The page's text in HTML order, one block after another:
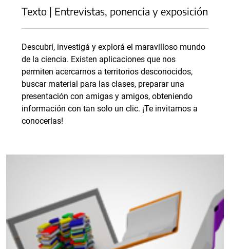
Texto | Entrevistas, ponencia y exposición
Descubrí, investigá y explorá el maravilloso mundo
de la ciencia. Existen aplicaciones que nos
permiten acercarnos a territorios desconocidos,
buscar material para las clases, preparar una
presentación con amigas y amigos, obteniendo
información con tan solo un clic. ¡Te invitamos a
conocerlas!